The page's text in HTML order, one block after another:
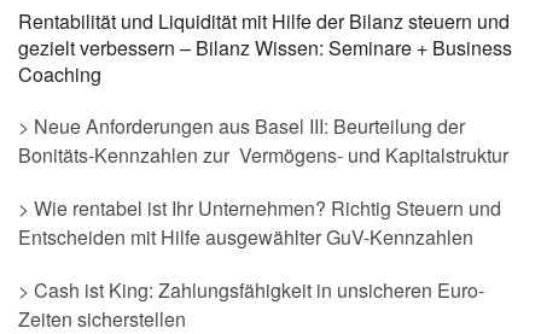
Rentabilität und Liquidität mit Hilfe der Bilanz steuern und
gezielt verbessern – Bilanz Wissen: Seminare + Business
Coaching
> Neue Anforderungen aus Basel III: Beurteilung der
Bonitäts-Kennzahlen zur Vermögens- und Kapitalstruktur
> Wie rentabel ist Ihr Unternehmen? Richtig Steuern und
Entscheiden mit Hilfe ausgewählter GuV-Kennzahlen
> Cash ist King: Zahlungsfähigkeit in unsicheren Euro-
Zeiten sicherstellen